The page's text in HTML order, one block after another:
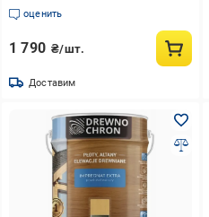
оценить
1 790 ₴/шт.
Доставим